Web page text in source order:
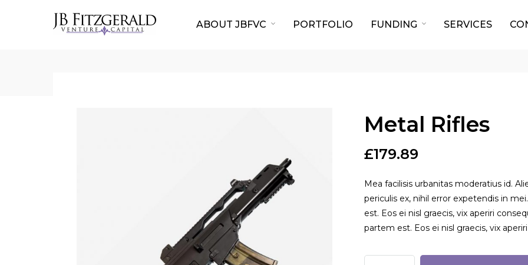
ABOUT JBFVC PORTFOLIO FUNDING SERVICES
Metal Rifles
£179.89
Mea facilisis urbanitas moderatius id.
periculis ex, nihil error expetendis in
est. Eos ei nisl graecis, vix aperiri
partem est. Eos ei nisl graecis, vix